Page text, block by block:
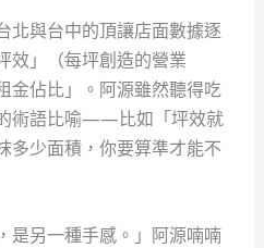
北與台中的頂讓店面數據逐
效」（每坪創造的營業
金佔比」。阿源雖然聽得吃
術語比喻——比如「坪效就
多少面積，你要算準才能不
是另一種手感。」阿源喃喃